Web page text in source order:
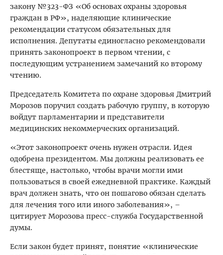
закону №323-ФЗ «Об основах охраны здоровья
граждан в РФ», наделяющие клинические
рекомендации статусом обязательных для
исполнения. Депутаты единогласно рекомендовали
принять законопроект в первом чтении, с
последующим устранением замечаний ко второму
чтению.
Председатель Комитета по охране здоровья Дмитрий
Морозов поручил создать рабочую группу, в которую
войдут парламентарии и представители
медицинских некоммерческих организаций.
«Этот законопроект очень нужен отрасли. Идея
одобрена президентом. Мы должны реализовать ее
блестяще, настолько, чтобы врачи могли ими
пользоваться в своей ежедневной практике. Каждый
врач должен знать, что он пошагово обязан сделать
для лечения того или иного заболевания», –
цитирует Морозова пресс-служба Государственной
думы.
Если закон будет принят, понятие «клинические